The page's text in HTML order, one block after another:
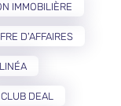
IMMOBILIÈRE
D'AFFAIRES
CLUB DEAL